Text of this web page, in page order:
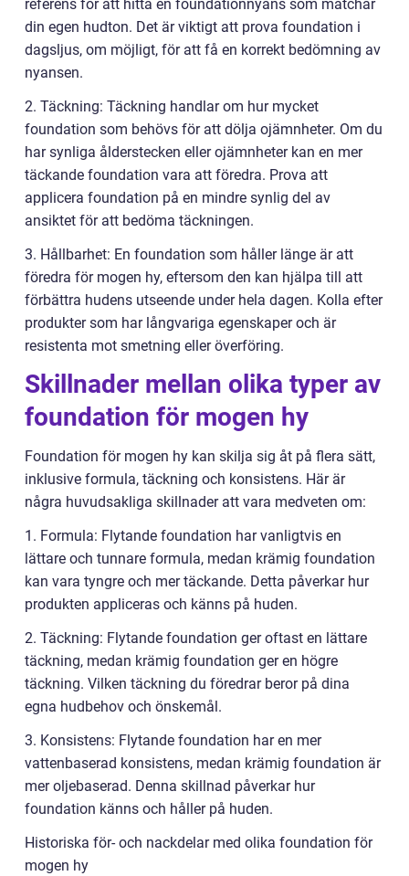
referens för att hitta en foundationnyans som matchar
din egen hudton. Det är viktigt att prova foundation i
dagsljus, om möjligt, för att få en korrekt bedömning av
nyansen.
2. Täckning: Täckning handlar om hur mycket
foundation som behövs för att dölja ojämnheter. Om du
har synliga ålderstecken eller ojämnheter kan en mer
täckande foundation vara att föredra. Prova att
applicera foundation på en mindre synlig del av
ansiktet för att bedöma täckningen.
3. Hållbarhet: En foundation som håller länge är att
föredra för mogen hy, eftersom den kan hjälpa till att
förbättra hudens utseende under hela dagen. Kolla efter
produkter som har långvariga egenskaper och är
resistenta mot smetning eller överföring.
Skillnader mellan olika typer av
foundation för mogen hy
Foundation för mogen hy kan skilja sig åt på flera sätt,
inklusive formula, täckning och konsistens. Här är
några huvudsakliga skillnader att vara medveten om:
1. Formula: Flytande foundation har vanligtvis en
lättare och tunnare formula, medan krämig foundation
kan vara tyngre och mer täckande. Detta påverkar hur
produkten appliceras och känns på huden.
2. Täckning: Flytande foundation ger oftast en lättare
täckning, medan krämig foundation ger en högre
täckning. Vilken täckning du föredrar beror på dina
egna hudbehov och önskemål.
3. Konsistens: Flytande foundation har en mer
vattenbaserad konsistens, medan krämig foundation är
mer oljebaserad. Denna skillnad påverkar hur
foundation känns och håller på huden.
Historiska för- och nackdelar med olika foundation för
mogen hy